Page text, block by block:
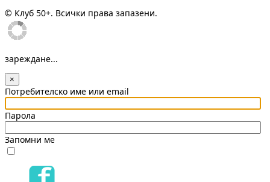
© Клуб 50+. Всички права запазени.
зареждане...
×
Потребителско име или email
Парола
Запомни ме